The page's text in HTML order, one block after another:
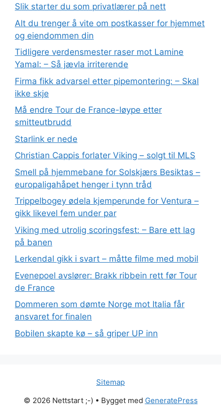
Slik starter du som privatlærer på nett
Alt du trenger å vite om postkasser for hjemmet
og eiendommen din
Tidligere verdensmester raser mot Lamine
Yamal: – Så jævla irriterende
Firma fikk advarsel etter pipemontering: – Skal
ikke skje
Må endre Tour de France-løype etter
smitteutbrudd
Starlink er nede
Christian Cappis forlater Viking – solgt til MLS
Smell på hjemmebane for Solskjærs Besiktas –
europaligahåpet henger i tynn tråd
Trippelbogey ødela kjemperunde for Ventura –
gikk likevel fem under par
Viking med utrolig scoringsfest: – Bare ett lag
på banen
Lerkendal gikk i svart – måtte filme med mobil
Evenepoel avslører: Brakk ribbein rett før Tour
de France
Dommeren som dømte Norge mot Italia får
ansvaret for finalen
Bobilen skapte kø – så griper UP inn
Sitemap
© 2026 Nettstart ;-) • Bygget med GeneratePress